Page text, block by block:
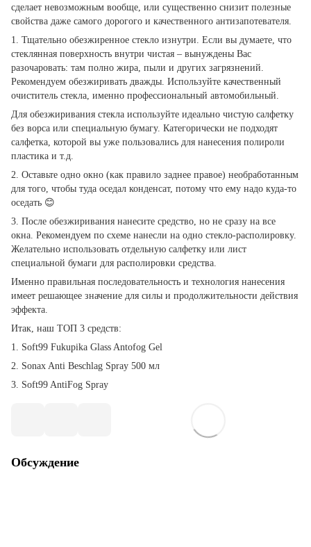
сделает невозможным вообще, или существенно снизит полезные
свойства даже самого дорогого и качественного антизапотевателя.
1. Тщательно обезжиренное стекло изнутри. Если вы думаете, что
стеклянная поверхность внутри чистая – вынуждены Вас
разочаровать: там полно жира, пыли и других загрязнений.
Рекомендуем обезжиривать дважды. Используйте качественный
очиститель стекла, именно профессиональный автомобильный.
Для обезжиривания стекла используйте идеально чистую салфетку
без ворса или специальную бумагу. Категорически не подходят
салфетка, которой вы уже пользовались для нанесения полироли
пластика и т.д.
2. Оставьте одно окно (как правило заднее правое) необработанным
для того, чтобы туда оседал конденсат, потому что ему надо куда-то
оседать 😊
3. После обезжиривания нанесите средство, но не сразу на все
окна. Рекомендуем по схеме нанесли на одно стекло-располировку.
Желательно использовать отдельную салфетку или лист
специальной бумаги для располировки средства.
Именно правильная последовательность и технология нанесения
имеет решающее значение для силы и продолжительности действия
эффекта.
Итак, наш ТОП 3 средств:
1. Soft99 Fukupika Glass Antofog Gel
2. Sonax Anti Beschlag Spray 500 мл
3. Soft99 AntiFog Spray
Обсуждение